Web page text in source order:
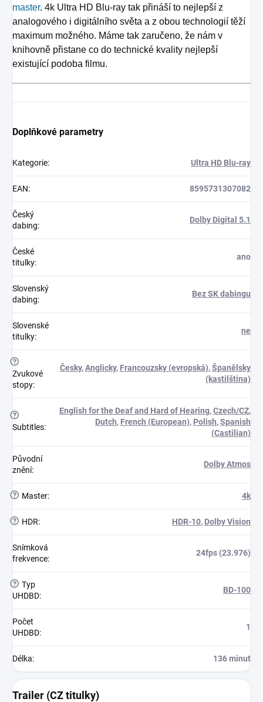
master. 4k Ultra HD Blu-ray tak přináší to nejlepší z
analogového i digitálního světa a z obou technologií těží
maximum možného. Máme tak zaručeno, že nám v
knihovně přistane co do technické kvality nejlepší
existující podoba filmu.
Doplňkové parametry
Kategorie: Ultra HD Blu-ray
EAN: 8595731307082
Český
dabing:
Dolby Digital 5.1
České
titulky:
ano
Slovenský
dabing:
Bez SK dabingu
Slovenské
titulky:
ne
?
Zvukové
stopy:
Česky,Anglicky, Francouzsky (evropská),Španělsky
(kastilština)
?
Subtitles:
English for the Deaf and Hard of Hearing,Czech/CZ,
Dutch, French (European), Polish,Spanish
(Castilian)
Původní
znění:
Dolby Atmos
? Master: 4k
? HDR: HDR-10, Dolby Vision
Snímková
frekvence:
24fps (23.976)
? Typ
UHDBD:
BD-100
Počet
UHDBD:
1
Délka: 136 minut
Trailer (CZ titulky)